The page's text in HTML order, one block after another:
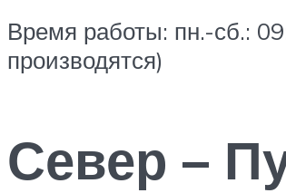
Время работы: пн.-сб.:
производятся)
Север –